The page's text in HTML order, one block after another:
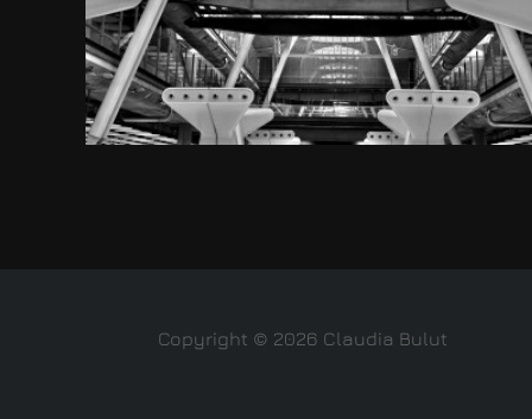
Copyright © 2026 Claudia Bulut